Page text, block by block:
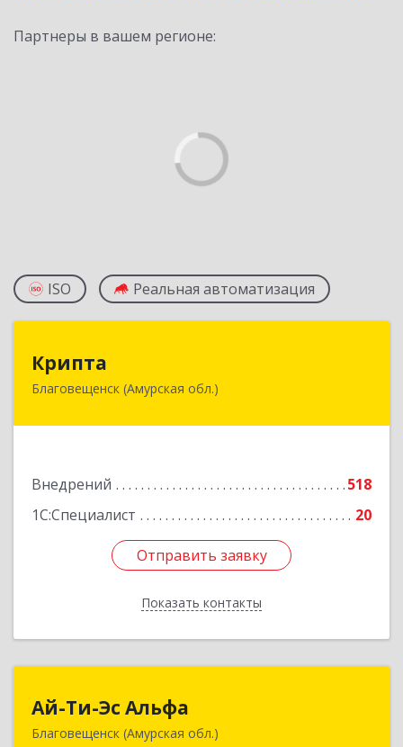
Партнеры в вашем регионе:
ISO Реальная автоматизация
Крипта
Благовещенск (Амурская обл.)
Внедрений
518
1С:Специалист
20
Отправить заявку
Показать контакты
675000, Амурская обл, Благовещенск г,
Отправить заявку
Назад
Ай-Ти-Эс Альфа
Благовещенск (Амурская обл.)
675000, Амурская обл, Благовещенск г, Зейская